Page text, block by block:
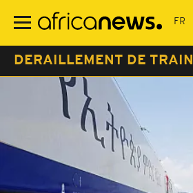
contenu
DERAILLEMENT DE TRAIN